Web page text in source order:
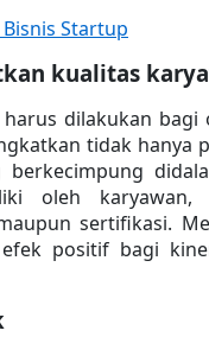
Startup
kualitas
dilakukan bagi
tidak hanya
oleh karyawan,
sertifikasi.
positif bagi